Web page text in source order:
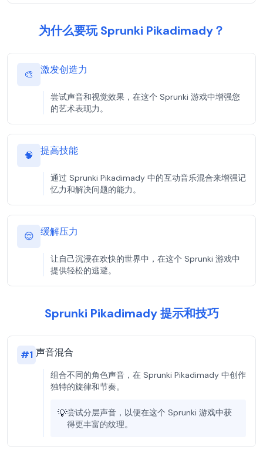
为什么要玩 Sprunki Pikadimady？
🎨 激发创造力
尝试声音和视觉效果，在这个 Sprunki 游戏中增强您
的艺术表现力。
🧠 提高技能
通过 Sprunki Pikadimady 中的互动音乐混合来增强记
忆力和解决问题的能力。
😌 缓解压力
让自己沉浸在欢快的世界中，在这个 Sprunki 游戏中
提供轻松的逃避。
Sprunki Pikadimady 提示和技巧
#1 声音混合
组合不同的角色声音，在 Sprunki Pikadimady 中创作
独特的旋律和节奏。
💡尝试分层声音，以便在这个 Sprunki 游戏中获
得更丰富的纹理。